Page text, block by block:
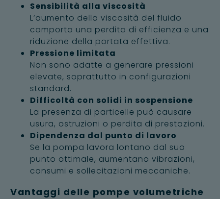
Sensibilità alla viscosità
L’aumento della viscosità del fluido
comporta una perdita di efficienza e una
riduzione della portata effettiva.
Pressione limitata
Non sono adatte a generare pressioni
elevate, soprattutto in configurazioni
standard.
Difficoltà con solidi in sospensione
La presenza di particelle può causare
usura, ostruzioni o perdita di prestazioni.
Dipendenza dal punto di lavoro
Se la pompa lavora lontano dal suo
punto ottimale, aumentano vibrazioni,
consumi e sollecitazioni meccaniche.
Vantaggi delle pompe volumetriche